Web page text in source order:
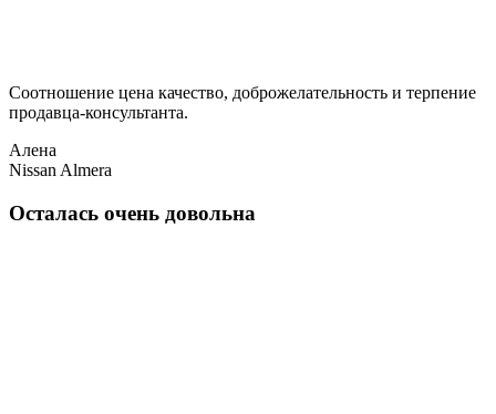
Соотношение цена качество, доброжелательность и терпение
продавца-консультанта.
Алена
Nissan Almera
Осталась очень довольна